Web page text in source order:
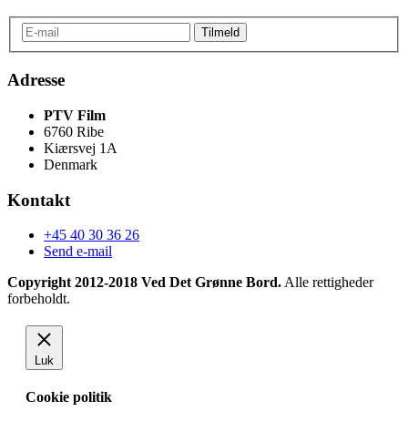
Adresse
PTV Film
6760 Ribe
Kiærsvej 1A
Denmark
Kontakt
+45 40 30 36 26
Send e-mail
Copyright 2012-2018 Ved Det Grønne Bord. Alle rettigheder
forbeholdt.
Luk
Cookie politik